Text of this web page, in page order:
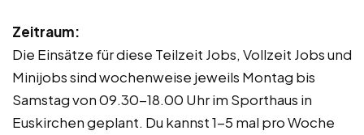
Zeitraum:
Die Einsätze für diese Teilzeit Jobs, Vollzeit Jobs und
Minijobs sind wochenweise jeweils Montag bis
Samstag von 09.30-18.00 Uhr im Sporthaus in
Euskirchen geplant. Du kannst 1-5 mal pro Woche